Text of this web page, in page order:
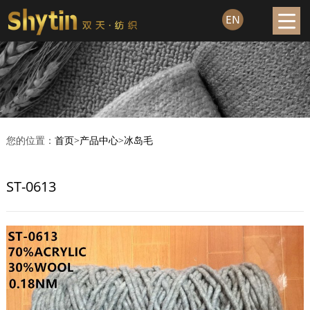
您的位置： 首页>产品中心>冰岛毛
ST-0613